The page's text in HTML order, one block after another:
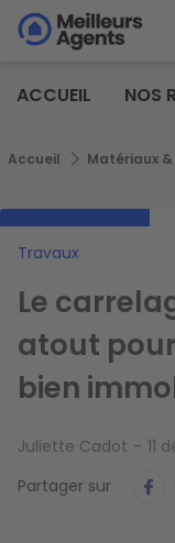
Aller
au
principal
Aller au
principal
Agents
ACCUEIL NOS
Fil d'Ariane
Accueil Matériaux
Travaux
Le
atout
bien
Juliette Cadot
11
Partager sur